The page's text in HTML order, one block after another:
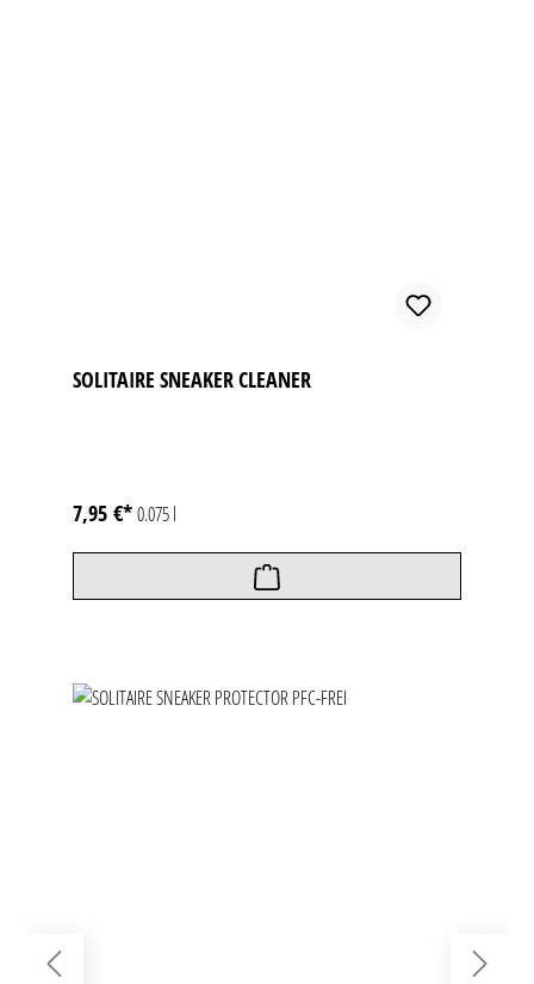
SOLITAIRE SNEAKER CLEANER
7,95 €*0.075 l